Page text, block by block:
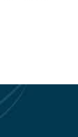
der
für